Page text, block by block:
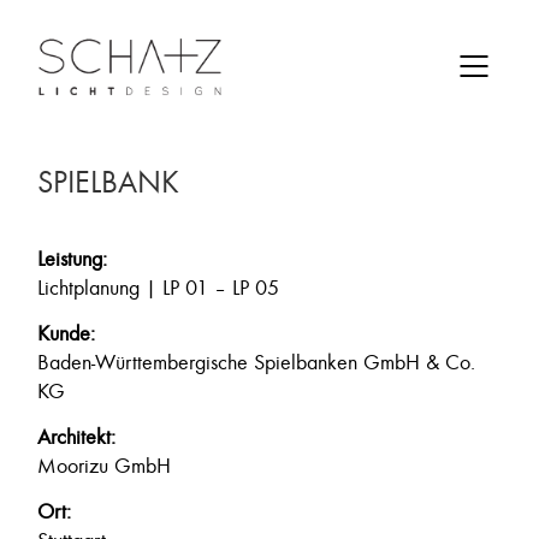
SPIELBANK
Leistung:
Lichtplanung | LP 01 – LP 05
Kunde:
Baden-Württembergische Spielbanken GmbH & Co.
KG
Architekt:
Moorizu GmbH
Ort: